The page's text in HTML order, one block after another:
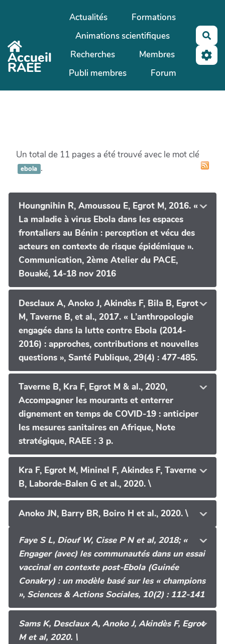
Aller au contenu principal
Accueil
RAEE
Actualités
Formations
Animations scientifiques
Recherches
Membres
Publi membres
Forum
Un total de 11 pages a été trouvé avec le mot clé
ebola .
Houngnihin R, Amoussou E, Egrot M, 2016. «
La maladie à virus Ebola dans les espaces
frontaliers au Bénin : perception et vécu des
acteurs en contexte de risque épidémique ».
Communication, 2ème Atelier du PACE,
Bouaké, 14-18 nov 2016
Desclaux A, Anoko J, Akindès F, Bila B, Egrot
M, Taverne B, et al., 2017. « L’anthropologie
engagée dans la lutte contre Ebola (2014-
2016) : approches, contributions et nouvelles
questions », Santé Publique, 29(4) : 477-485.
Taverne B, Kra F, Egrot M & al., 2020,
Accompagner les mourants et enterrer
dignement en temps de COVID-19 : anticiper
les mesures sanitaires en Afrique, Note
stratégique, RAEE : 3 p.
Kra F, Egrot M, Mininel F, Akindes F, Taverne
B, Laborde-Balen G et al., 2020. \
Anoko JN, Barry BR, Boiro H et al., 2020. \
Faye S L, Diouf W, Cisse P N et al, 2018; «
Engager (avec) les communautés dans un essai
vaccinal en contexte post-Ebola (Guinée
Conakry) : un modèle basé sur les « champions
», Sciences & Actions Sociales, 10(2) : 112-141
Sams K, Desclaux A, Anoko J, Akindès F, Egrot
M et al, 2020. \